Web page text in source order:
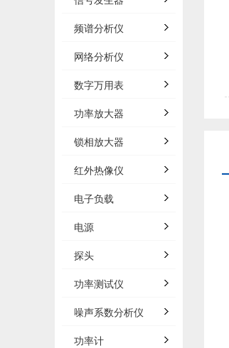
频谱分析仪
网络分析仪
数字万用表
功率放大器
锁相放大器
红外热像仪
电子负载
电源
探头
功率测试仪
噪声系数分析仪
功率计